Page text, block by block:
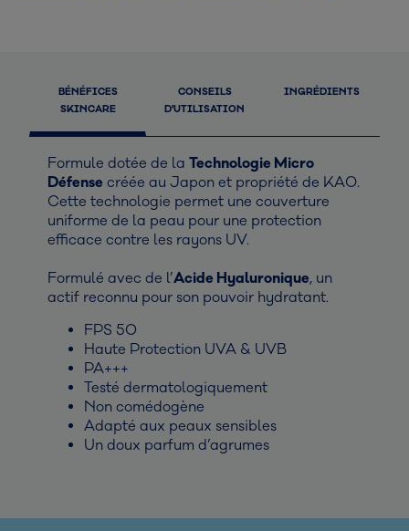
BÉNÉFICES
SKINCARE
CONSEILS
D'UTILISATION
INGRÉDIENTS
Formule dotée de la Technologie Micro
Défense créée au Japon et propriété de KAO.
Cette technologie permet une couverture
uniforme de la peau pour une protection
efficace contre les rayons UV.
Formulé avec de l’Acide Hyaluronique, un
actif reconnu pour son pouvoir hydratant.
FPS 50
Haute Protection UVA & UVB
PA+++
Testé dermatologiquement
Non comédogène
Adapté aux peaux sensibles
Un doux parfum d’agrumes